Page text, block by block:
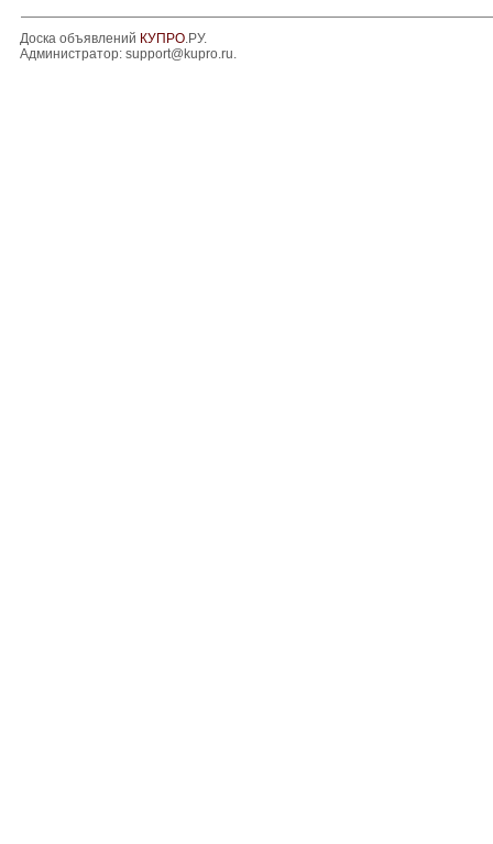
Доска объявлений КУПРО.РУ.
Администратор: support@kupro.ru.